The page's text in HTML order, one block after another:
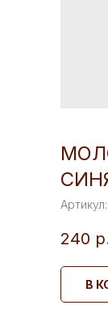
Артикул:
240
В